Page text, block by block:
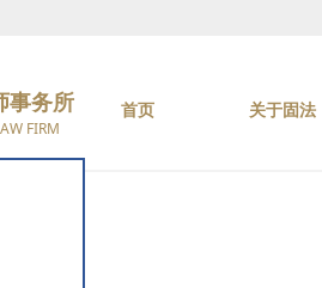
事务所
FIRM
首页 关于固法